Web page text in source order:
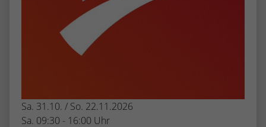
Sa. 31.10. / So. 22.11.2026
Sa. 09:30 - 16:00 Uhr